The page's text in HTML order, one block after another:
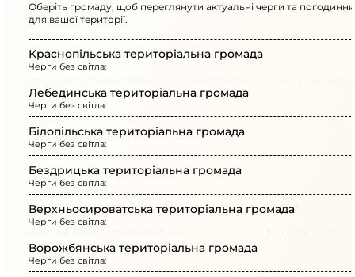
Оберіть громаду, щоб переглянути актуальні черги та
для вашої території.
Краснопільська територіальна громада
Черги без світла:
Лебединська територіальна громада
Черги без світла:
Білопільська територіальна громада
Черги без світла:
Бездрицька територіальна громада
Черги без світла:
Верхньосироватська територіальна громада
Черги без світла:
Ворожбянська територіальна громада
Черги без світла: